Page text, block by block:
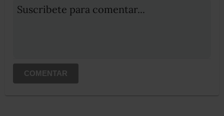
Suscribete para comentar...
COMENTAR